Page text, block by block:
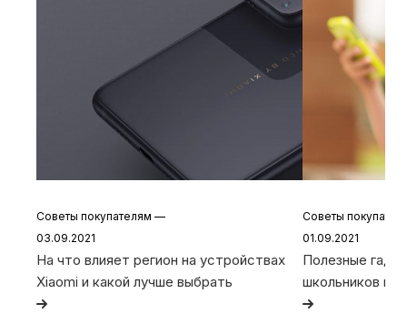
Советы покупателям —
03.09.2021
На что влияет регион на устройствах
Xiaomi и какой лучше выбрать
Советы
01.09.2021
Полезные
школьников и